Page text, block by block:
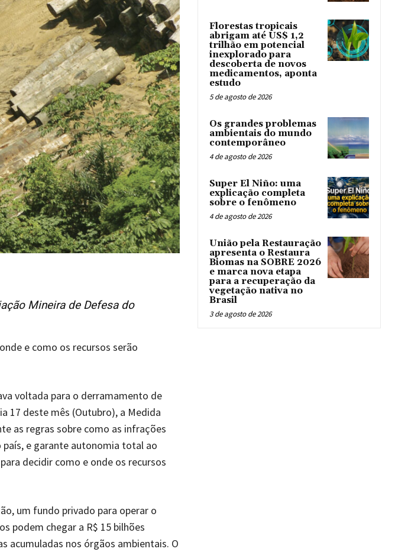
Mineira de Defesa do
e como os recursos serão
voltada para o derramamento de
17 deste mês (Outubro), a Medida
as regras sobre como as infrações
e garante autonomia total ao
decidir como e onde os recursos
um fundo privado para operar o
podem chegar a R$ 15 bilhões
acumuladas nos órgãos ambientais. O
Florestas tropicais
abrigam até US$ 1,2
trilhão em potencial
inexplorado para
descoberta de novos
medicamentos, aponta
estudo
5 de agosto de 2026
Os grandes problemas
ambientais do mundo
contemporâneo
4 de agosto de 2026
Super El Niño: uma
explicação completa
sobre o fenômeno
4 de agosto de 2026
União pela Restauração
apresenta o Restaura
Biomas na SOBRE 2026
e marca nova etapa
para a recuperação da
vegetação nativa no
Brasil
3 de agosto de 2026